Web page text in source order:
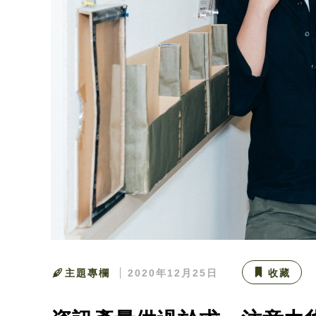
主題專欄 2020年12月25日 收藏